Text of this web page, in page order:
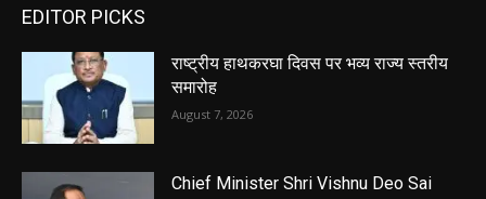
EDITOR PICKS
राष्ट्रीय हाथकरघा दिवस पर भव्य राज्य स्तरीय
समारोह
August 7, 2026
Chief Minister Shri Vishnu Deo Sai